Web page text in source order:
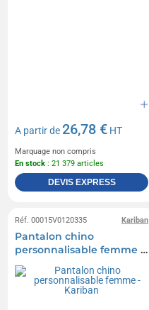
A partir de26,78 € HT
Marquage non compris
En stock : 21 379 articles
DEVIS EXPRESS
Kariban
Réf. 00015V0120335
Pantalon chino
personnalisable femme -
Kariban